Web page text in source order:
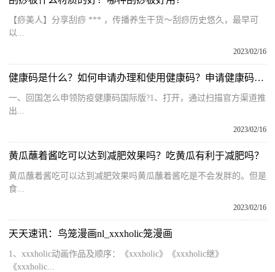
【痧美人】分享刮痧 *** ，传播养生干货～刮痧历史悠久，最早可
以...
2023/02/16
健康码是什么？如何申请办理和使用健康码？申请健康码的正确步骤
一、回国怎么申领防疫健康码国际版?1、打开，通过扫描官方渠道推
出...
2023/02/16
黄瓜蘸着酱吃可以达到减肥效果吗？吃黄瓜有利于减肥吗？
黄瓜蘸着酱吃可以达到减肥效果吗黄瓜蘸着酱吃是不会发胖的。但是
食...
2023/02/16
天天速讯：鸟笼漫画nl_xxxholic笼漫画
1、xxxholic动画作品及顺序：《xxxholic》《xxxholic继》
《xxxholic...